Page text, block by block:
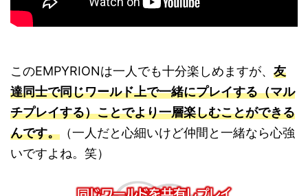
このEMPYRIONは一人でも十分楽しめますが、 友
達同士で同じワールド上で一緒にプレイする（マル
チプレイする）ことでより一層楽しむことができる
んです。 （一人だと心細いけど仲間と一緒なら心強
いですよね。笑）